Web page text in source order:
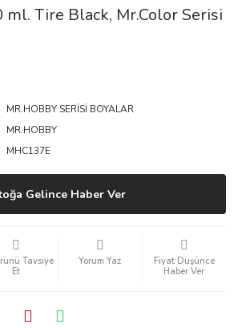
ml. Tire Black, Mr.Color Serisi
MR.HOBBY SERİSİ BOYALAR
MR.HOBBY
MHC137E
Gelince Haber Ver
Tavsiye
Et
Yorum Yaz
Fiyat Düşünce
Haber Ver